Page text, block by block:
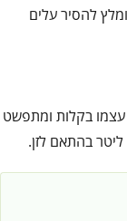
להסיר עלים
עצמו בקלות ומתפשט